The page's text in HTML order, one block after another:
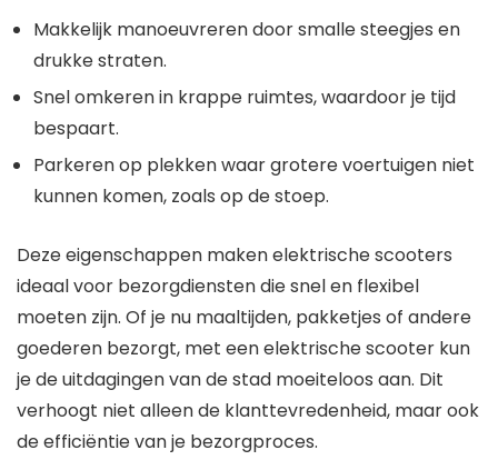
Makkelijk manoeuvreren door smalle steegjes en
drukke straten.
Snel omkeren in krappe ruimtes, waardoor je tijd
bespaart.
Parkeren op plekken waar grotere voertuigen niet
kunnen komen, zoals op de stoep.
Deze eigenschappen maken elektrische scooters
ideaal voor bezorgdiensten die snel en flexibel
moeten zijn. Of je nu maaltijden, pakketjes of andere
goederen bezorgt, met een elektrische scooter kun
je de uitdagingen van de stad moeiteloos aan. Dit
verhoogt niet alleen de klanttevredenheid, maar ook
de efficiëntie van je bezorgproces.